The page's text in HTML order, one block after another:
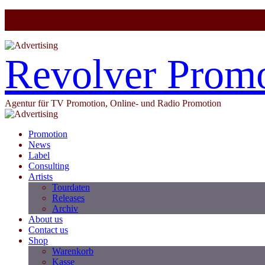
Revolver
Agentur für TV Promotion, Online- und Radio Promotion
Promotion
News
Label
Consulting
Artists
Tourdaten
Releases
Archiv
About us
Contact us
Shop
Warenkorb
Kasse